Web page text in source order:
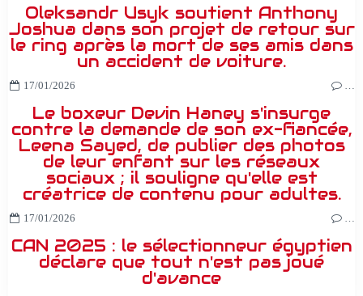
Oleksandr Usyk soutient Anthony
Joshua dans son projet de retour sur
le ring après la mort de ses amis dans
un accident de voiture.
17/01/2026 …
Le boxeur Devin Haney s'insurge
contre la demande de son ex-fiancée,
Leena Sayed, de publier des photos
de leur enfant sur les réseaux
sociaux ; il souligne qu'elle est
créatrice de contenu pour adultes.
17/01/2026 …
CAN 2025 : le sélectionneur égyptien
déclare que tout n'est pas joué
d'avance